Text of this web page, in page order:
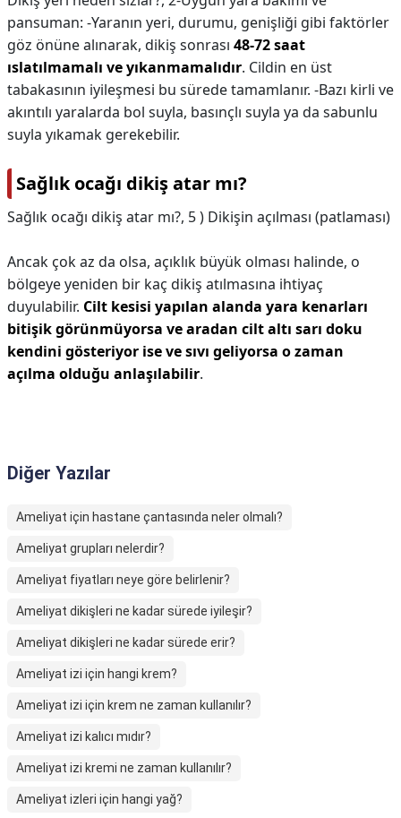
pansuman: -Yaranın yeri, durumu, genişliği gibi faktörler
göz önüne alınarak, dikiş sonrası 48-72 saat
ıslatılmamalı ve yıkanmamalıdır. Cildin en üst
tabakasının iyileşmesi bu sürede tamamlanır. -Bazı kirli ve
akıntılı yaralarda bol suyla, basınçlı suyla ya da sabunlu
suyla yıkamak gerekebilir.
Sağlık ocağı dikiş atar mı?
Sağlık ocağı dikiş atar mı?, 5 ) Dikişin açılması (patlaması)
Ancak çok az da olsa, açıklık büyük olması halinde, o
bölgeye yeniden bir kaç dikiş atılmasına ihtiyaç
duyulabilir. Cilt kesisi yapılan alanda yara kenarları
bitişik görünmüyorsa ve aradan cilt altı sarı doku
kendini gösteriyor ise ve sıvı geliyorsa o zaman
açılma olduğu anlaşılabilir.
Diğer Yazılar
Ameliyat için hastane çantasında neler olmalı?
Ameliyat grupları nelerdir?
Ameliyat fiyatları neye göre belirlenir?
Ameliyat dikişleri ne kadar sürede iyileşir?
Ameliyat dikişleri ne kadar sürede erir?
Ameliyat izi için hangi krem?
Ameliyat izi için krem ne zaman kullanılır?
Ameliyat izi kalıcı mıdır?
Ameliyat izi kremi ne zaman kullanılır?
Ameliyat izleri için hangi yağ?